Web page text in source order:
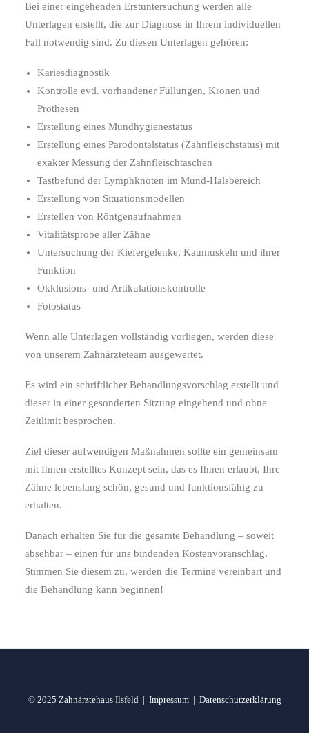
Bei einer eingehenden Erstuntersuchung werden alle
Unterlagen erstellt, die zur Diagnose in Ihrem individuellen
Fall notwendig sind. Zu diesen Unterlagen gehören:
Kariesdiagnostik
Kontrolle evtl. vorhandener Füllungen, Kronen und
Prothesen
Erstellung eines Mundhygienestatus
Erstellung eines Parodontalstatus (Zahnfleischstatus) mit
exakter Messung der Zahnfleischtaschen
Tastbefund der Lymphknoten im Mund-Halsbereich
Erstellung von Situationsmodellen
Erstellen von Röntgenaufnahmen
Vitalitätsprobe aller Zähne
Untersuchung der Kiefergelenke, Kaumuskeln und ihrer
Funktion
Okklusions- und Artikulationskontrolle
Fotostatus
Wenn alle Unterlagen vollständig vorliegen, werden diese
von unserem Zahnärzteteam ausgewertet.
Es wird ein schriftlicher Behandlungsvorschlag erstellt und
dieser in einer gesonderten Sitzung eingehend und ohne
Zeitlimit besprochen.
Ziel dieser aufwendigen Maßnahmen sollte ein gemeinsam
mit Ihnen erstelltes Konzept sein, das es Ihnen erlaubt, Ihre
Zähne lebenslang schön, gesund und funktionsfähig zu
erhalten.
Danach erhalten Sie für die gesamte Behandlung – soweit
absehbar – einen für uns bindenden Kostenvoranschlag.
Stimmen Sie diesem zu, werden die Termine vereinbart und
die Behandlung kann beginnen!
© 2025 Zahnärztehaus Ilsfeld | Impressum| Datenschutzerklärung